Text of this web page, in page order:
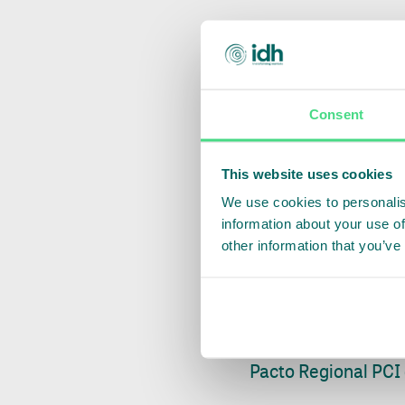
Consent
This website uses cookies
We use cookies to
information about your use
other information that
A operação foi
emissão de
R$ 140 milhões
Suisse. E,
milhões. Essas
serão atendidas
A FS é uma das
fundadores do
Milho). Detalhes
investimentos e
Desenvolvimento
Pacto Regional